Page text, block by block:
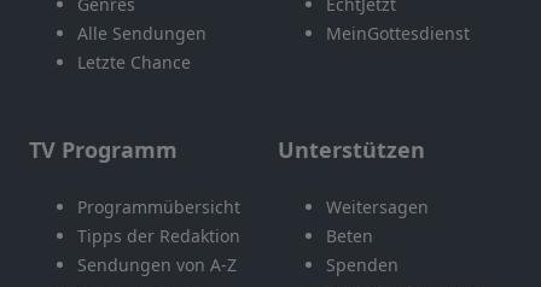
Alle Sendungen
Letzte Chance
MeinGottesdienst
TV Programm
Programmübersicht
Tipps der Redaktion
Sendungen von A-Z
Unterstützen
Weitersagen
Beten
Spenden